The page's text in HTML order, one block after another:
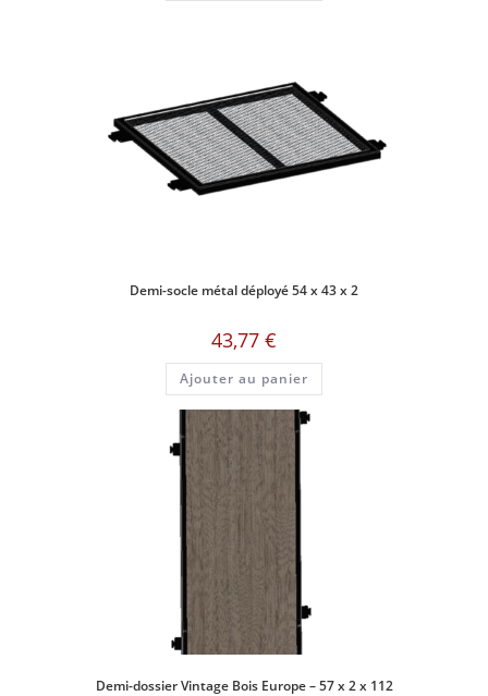
Demi-socle métal déployé 54 x 43 x 2
43,77 €
Ajouter au panier
Demi-dossier Vintage Bois Europe – 57 x 2 x 112